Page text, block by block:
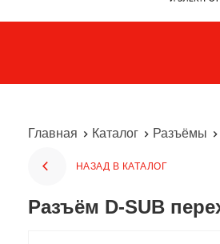
Главная Каталог Разъёмы
НАЗАД В КАТАЛОГ
Разъём D-SUB